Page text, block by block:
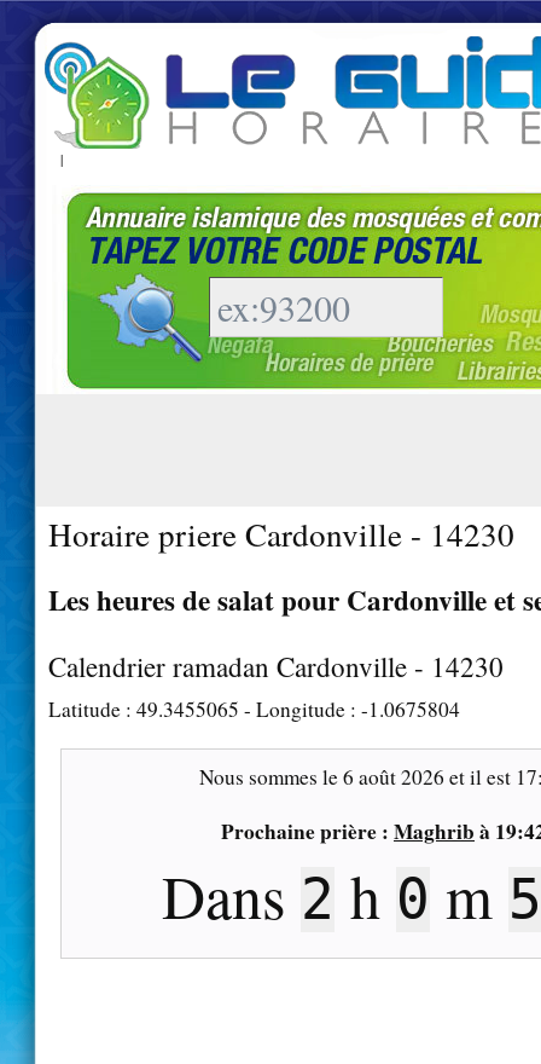
|
Horaire priere Cardonville - 14230
Les heures de salat pour Cardonville et
Calendrier ramadan Cardonville - 14230
Latitude : 49.3455065 - Longitude : -1.0675804
Nous sommes le6 août 2026 et il est
Prochaine prière : Maghrib à
Dans 2 h 0 m 4